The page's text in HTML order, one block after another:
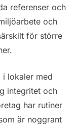
referenser och
och
för större
i lokaler med
integritet och
har rutiner
är noggrant